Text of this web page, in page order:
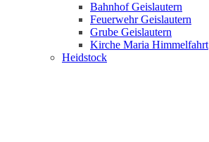
Bahnhof Geislautern
Feuerwehr Geislautern
Grube Geislautern
Kirche Maria Himmelfahrt
Heidstock